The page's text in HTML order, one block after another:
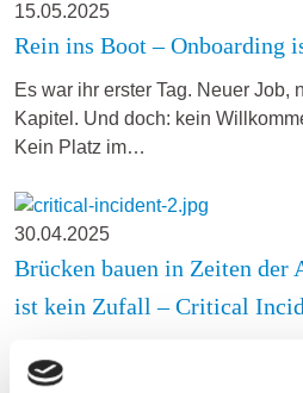
15.05.2025
Rein ins Boot – Onboarding
Es war ihr erster Tag. Neuer Job,
Kapitel. Und doch: kein
Kein Platz im…
30.04.2025
Brücken bauen in Zeiten der
ist kein Zufall – Critical
keine einfachen Antworten –